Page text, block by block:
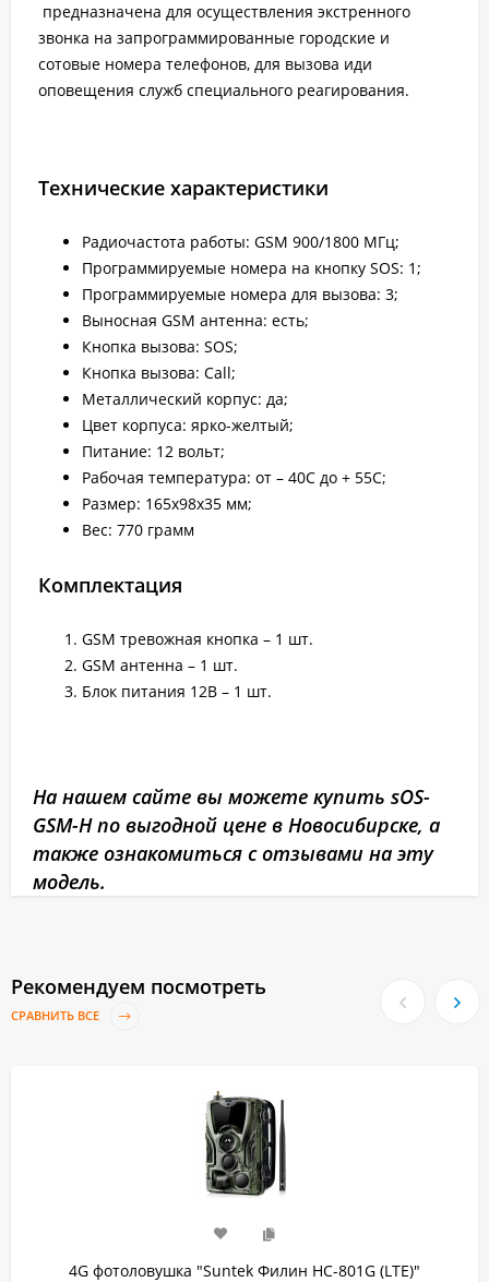
предназначена для осуществления экстренного
звонка на запрограммированные городские и
сотовые номера телефонов, для вызова иди
оповещения служб специального реагирования.
Технические характеристики
Радиочастота работы: GSM 900/1800 МГц;
Программируемые номера на кнопку SOS: 1;
Программируемые номера для вызова: 3;
Выносная GSM антенна: есть;
Кнопка вызова: SOS;
Кнопка вызова: Call;
Металлический корпус: да;
Цвет корпуса: ярко-желтый;
Питание: 12 вольт;
Рабочая температура: от – 40С до + 55С;
Размер: 165х98х35 мм;
Вес: 770 грамм
Комплектация
GSM тревожная кнопка – 1 шт.
GSM антенна – 1 шт.
Блок питания 12В – 1 шт.
На нашем сайте вы можете купить sOS-
GSM-Н по выгодной цене в Новосибирске, а
также ознакомиться с отзывами на эту
модель.
Рекомендуем посмотреть
СРАВНИТЬ ВСЕ
4G фотоловушка "Suntek Филин HC-801G (LTE)"